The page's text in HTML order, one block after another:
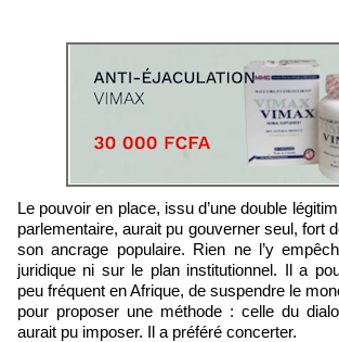
Le pouvoir en place, issu d’une double légitimité présidentielle et
parlementaire, aurait pu gouverner seul, fort
son ancrage populaire. Rien ne l’y
juridique ni sur le plan institutionnel. Il a
peu fréquent en Afrique, de suspendre le
pour proposer une méthode : celle du
aurait pu imposer. Il a préféré concerter.